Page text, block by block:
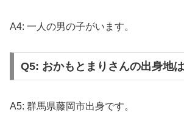
A4: 一人の男の子がいます。
Q5: おかもとまりさんの出身地
A5: 群馬県藤岡市出身です。